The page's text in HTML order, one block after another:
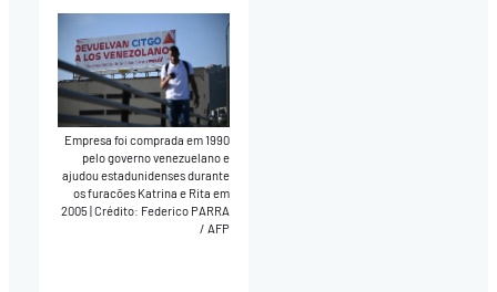
Empresa foi comprada em 1990
pelo governo venezuelano e
ajudou estadunidenses durante
os furacões Katrina e Rita em
2005 Crédito: Federico PARRA
/ AFP